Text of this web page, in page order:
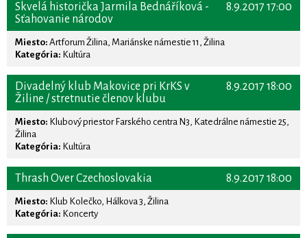
8.9.2017 17:00
Skvelá historička Jarmila Bednáříková -
Sťahovanie národov
Miesto: Artforum Žilina, Mariánske námestie 11, Žilina
Kategória: Kultúra
8.9.2017 18:00
Divadelný klub Makovice pri KrKS v
Žiline / stretnutie členov klubu
Miesto: Klubový priestor Farského centra N3, Katedrálne námestie 25,
Žilina
Kategória: Kultúra
8.9.2017 18:00
Thrash Over Czechoslovakia
Miesto: Klub Kolečko, Hálkova 3, Žilina
Kategória: Koncerty